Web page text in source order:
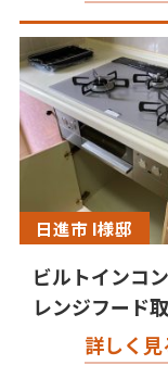
日進市 I様邸
ビルトインコン
レンジフード
詳しく見